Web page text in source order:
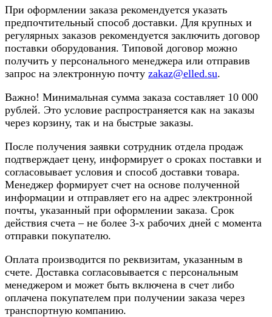
При оформлении заказа рекомендуется указать
предпочтительный способ доставки. Для крупных и
регулярных заказов рекомендуется заключить договор
поставки оборудования. Типовой договор можно
получить у персонального менеджера или отправив
запрос на электронную почту zakaz@elled.su.
Важно! Минимальная сумма заказа составляет 10 000
рублей. Это условие распространяется как на заказы
через корзину, так и на быстрые заказы.
После получения заявки сотрудник отдела продаж
подтверждает цену, информирует о сроках поставки и
согласовывает условия и способ доставки товара.
Менеджер формирует счет на основе полученной
информации и отправляет его на адрес электронной
почты, указанный при оформлении заказа. Срок
действия счета – не более 3-х рабочих дней с момента
отправки покупателю.
Оплата производится по реквизитам, указанным в
счете. Доставка согласовывается с персональным
менеджером и может быть включена в счет либо
оплачена покупателем при получении заказа через
транспортную компанию.